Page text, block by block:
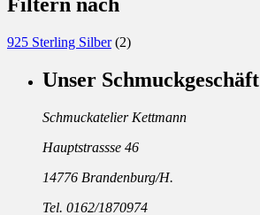
925 Sterling Silber (2)
Unser Schmuckgeschäft
Schmuckatelier Kettmann
Hauptstrassse 46
14776 Brandenburg/H.
Tel. 0162/1870974